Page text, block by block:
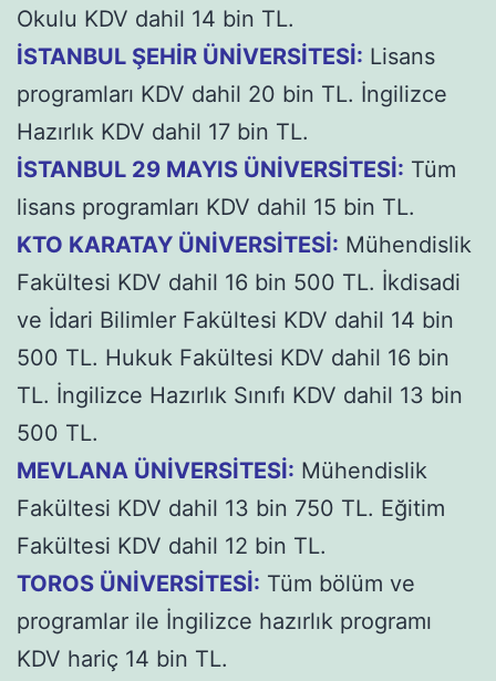
Okulu KDV dahil 14 bin TL.
İSTANBUL ŞEHİR ÜNİVERSİTESİ: Lisans
programları KDV dahil 20 bin TL. İngilizce
Hazırlık KDV dahil 17 bin TL.
İSTANBUL 29 MAYIS ÜNİVERSİTESİ: Tüm
lisans programları KDV dahil 15 bin TL.
KTO KARATAY ÜNİVERSİTESİ: Mühendislik
Fakültesi KDV dahil 16 bin 500 TL. İkdisadi
ve İdari Bilimler Fakültesi KDV dahil 14 bin
500 TL. Hukuk Fakültesi KDV dahil 16 bin
TL. İngilizce Hazırlık Sınıfı KDV dahil 13 bin
500 TL.
MEVLANA ÜNİVERSİTESİ: Mühendislik
Fakültesi KDV dahil 13 bin 750 TL. Eğitim
Fakültesi KDV dahil 12 bin TL.
TOROS ÜNİVERSİTESİ: Tüm bölüm ve
programlar ile İngilizce hazırlık programı
KDV hariç 14 bin TL.